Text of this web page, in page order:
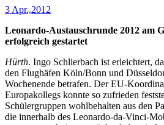
3 Apr.,2012
Leonardo-Austauschrunde 2012 am
erfolgreich gestartet
Hürth. Ingo Schlierbach ist erleichtert,
den Flughäfen Köln/Bonn und
Wochenende betrafen. Der EU-
Europakollegs konnte so zufrieden
Schülergruppen wohlbehalten aus den
die innerhalb des Leonardo-da-Vinci-